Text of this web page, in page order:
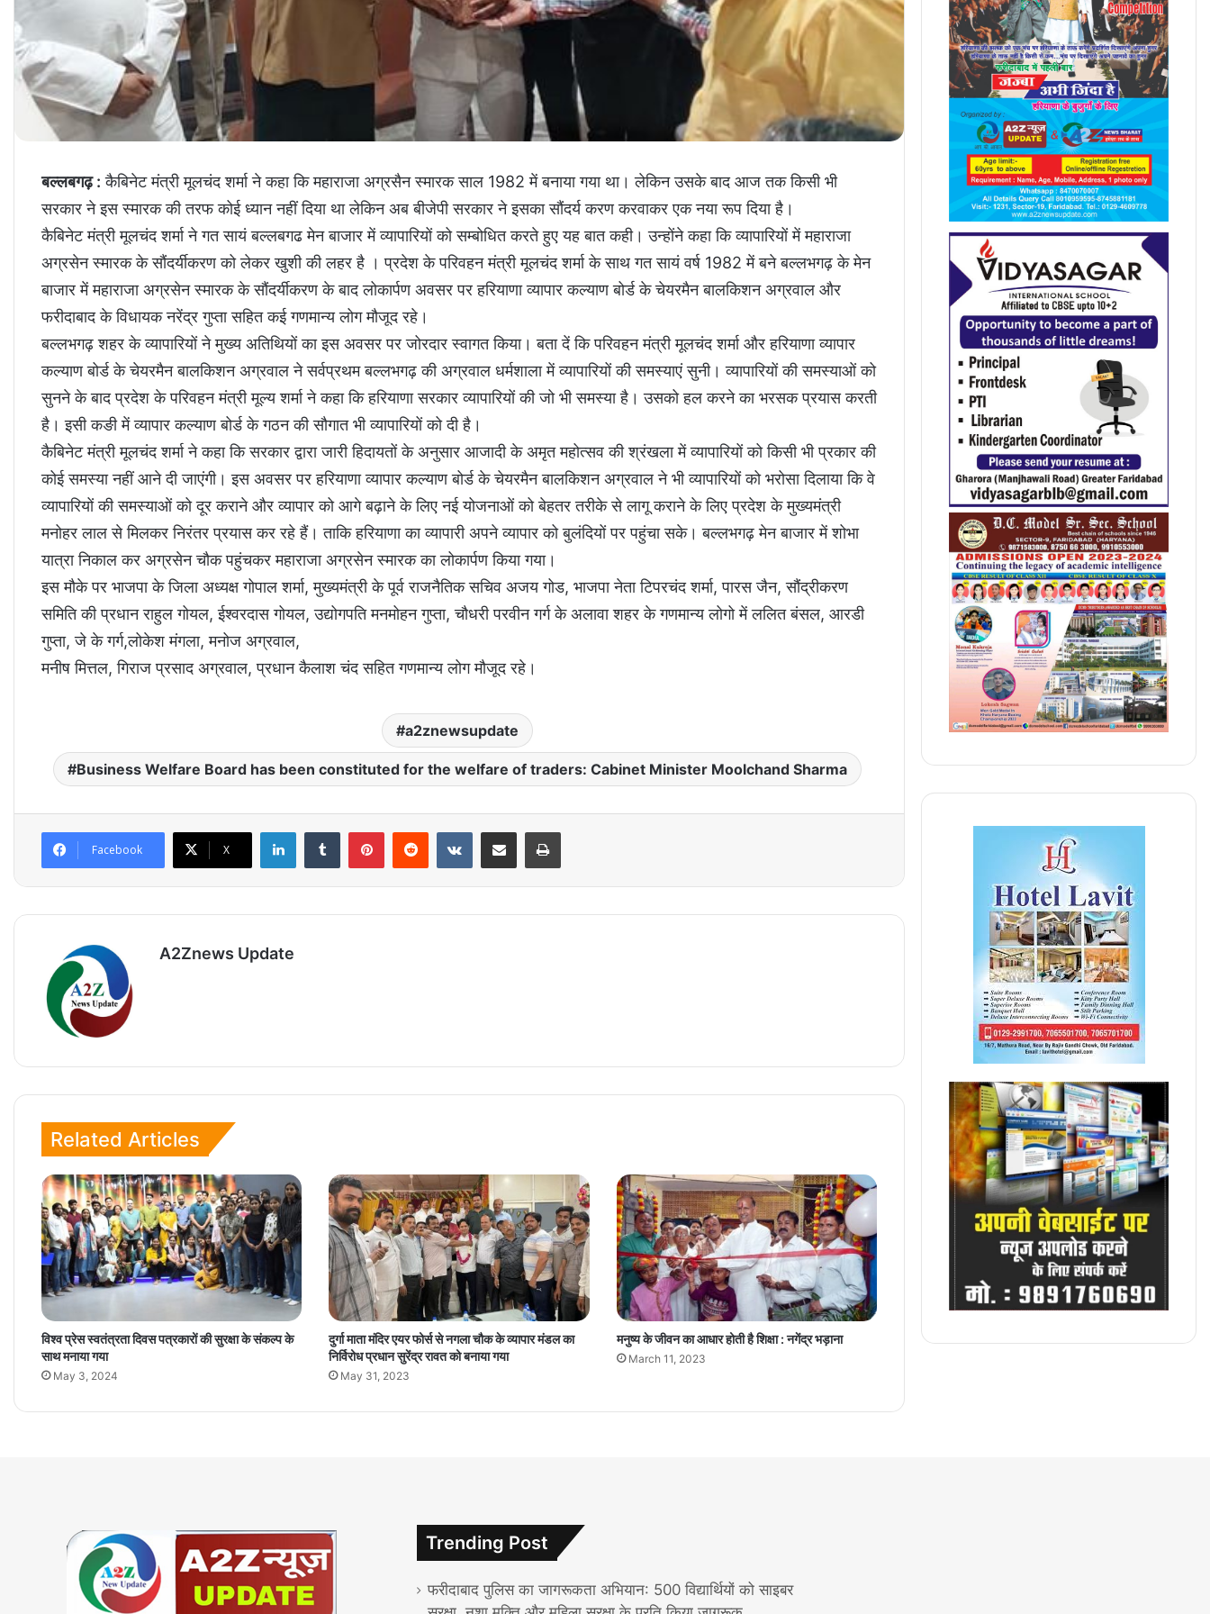
बल्लबगढ़ : कैबिनेट मंत्री मूलचंद शर्मा ने कहा कि महाराजा अग्रसैन स्मारक साल 1982 में बनाया गया था। लेकिन उसके बाद आज तक किसी भी
सरकार ने इस स्मारक की तरफ कोई ध्यान नहीं दिया था लेकिन अब बीजेपी सरकार ने इसका सौंदर्य करण करवाकर एक नया रूप दिया है।
कैबिनेट मंत्री मूलचंद शर्मा ने गत सायं बल्लबगढ मेन बाजार में व्यापारियों को सम्बोधित करते हुए यह बात कही। उन्होंने कहा कि व्यापारियों में महाराजा
अग्रसेन स्मारक के सौंदर्यीकरण को लेकर खुशी की लहर है । प्रदेश के परिवहन मंत्री मूलचंद शर्मा के साथ गत सायं वर्ष 1982 में बने बल्लभगढ़ के मेन
बाजार में महाराजा अग्रसेन स्मारक के सौंदर्यीकरण के बाद लोकार्पण अवसर पर हरियाणा व्यापार कल्याण बोर्ड के चेयरमैन बालकिशन अग्रवाल और
फरीदाबाद के विधायक नरेंद्र गुप्ता सहित कई गणमान्य लोग मौजूद रहे।
बल्लभगढ़ शहर के व्यापारियों ने मुख्य अतिथियों का इस अवसर पर जोरदार स्वागत किया। बता दें कि परिवहन मंत्री मूलचंद शर्मा और हरियाणा व्यापार
कल्याण बोर्ड के चेयरमैन बालकिशन अग्रवाल ने सर्वप्रथम बल्लभगढ़ की अग्रवाल धर्मशाला में व्यापारियों की समस्याएं सुनी। व्यापारियों की समस्याओं को
सुनने के बाद प्रदेश के परिवहन मंत्री मूल्य शर्मा ने कहा कि हरियाणा सरकार व्यापारियों की जो भी समस्या है। उसको हल करने का भरसक प्रयास करती
है। इसी कङी में व्यापार कल्याण बोर्ड के गठन की सौगात भी व्यापारियों को दी है।
कैबिनेट मंत्री मूलचंद शर्मा ने कहा कि सरकार द्वारा जारी हिदायतों के अनुसार आजादी के अमृत महोत्सव की श्रंखला में व्यापारियों को किसी भी प्रकार की
कोई समस्या नहीं आने दी जाएंगी। इस अवसर पर हरियाणा व्यापार कल्याण बोर्ड के चेयरमैन बालकिशन अग्रवाल ने भी व्यापारियों को भरोसा दिलाया कि वे
व्यापारियों की समस्याओं को दूर कराने और व्यापार को आगे बढ़ाने के लिए नई योजनाओं को बेहतर तरीके से लागू कराने के लिए प्रदेश के मुख्यमंत्री
मनोहर लाल से मिलकर निरंतर प्रयास कर रहे हैं। ताकि हरियाणा का व्यापारी अपने व्यापार को बुलंदियों पर पहुंचा सके। बल्लभगढ़ मेन बाजार में शोभा
यात्रा निकाल कर अग्रसेन चौक पहुंचकर महाराजा अग्रसेन स्मारक का लोकार्पण किया गया।
इस मौके पर भाजपा के जिला अध्यक्ष गोपाल शर्मा, मुख्यमंत्री के पूर्व राजनैतिक सचिव अजय गोड, भाजपा नेता टिपरचंद शर्मा, पारस जैन, सौंद्रीकरण
समिति की प्रधान राहुल गोयल, ईश्वरदास गोयल, उद्योगपति मनमोहन गुप्ता, चौधरी परवीन गर्ग के अलावा शहर के गणमान्य लोगो में ललित बंसल, आरडी
गुप्ता, जे के गर्ग,लोकेश मंगला, मनोज अग्रवाल,
मनीष मित्तल, गिराज प्रसाद अग्रवाल, प्रधान कैलाश चंद सहित गणमान्य लोग मौजूद रहे।
a2znewsupdate
Business Welfare Board has been constituted for the welfare of traders: Cabinet Minister Moolchand Sharma
Facebook X
A2Znews Update
Related Articles
विश्व प्रेस स्वतंत्रता दिवस पत्रकारों की सुरक्षा के संकल्प के
साथ मनाया गया
May 3, 2024
दुर्गा माता मंदिर एयर फोर्स से नगला चौक के व्यापार मंडल का
निर्विरोध प्रधान सुरेंद्र रावत को बनाया गया
May 31, 2023
मनुष्य के जीवन का आधार होती है शिक्षा : नगेंद्र भड़ाना
March 11, 2023
Trending Post
फरीदाबाद पुलिस का जागरूकता अभियान: 500 विद्यार्थियों को साइबर